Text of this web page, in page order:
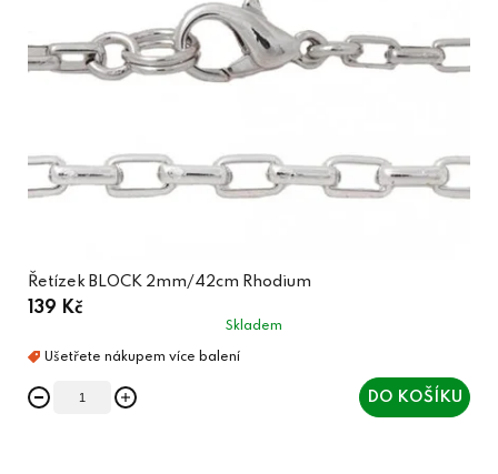
Řetízek BLOCK 2mm/42cm Rhodium
139 Kč
Skladem
DO KOŠÍKU